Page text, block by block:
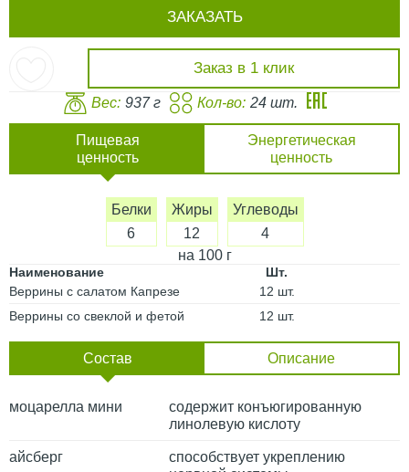
Заказ в 1 клик
ЗАКАЗАТЬ
Вес: 937 г Кол-во: 24 шт.
Пищевая
ценность
Энергетическая
ценность
Белки
6
Жиры
12
Углеводы
4
на 100 г
Наименование
Шт.
Веррины с салатом Капрезе
12 шт.
Веррины со свеклой и фетой
12 шт.
Состав Описание
моцарелла мини
содержит конъюгированную
линолевую кислоту
айсберг
способствует укреплению